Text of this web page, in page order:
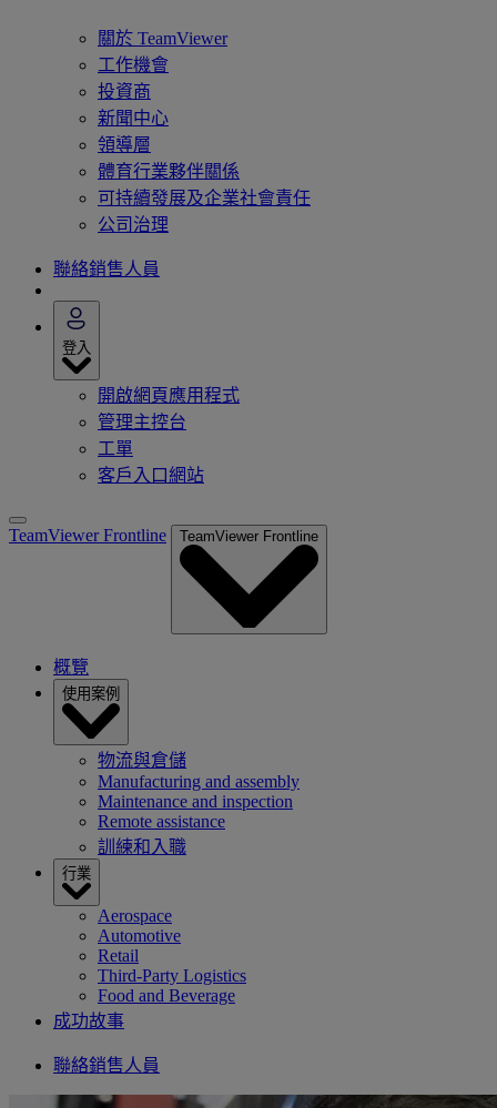
關於 TeamViewer
工作機會
投資商
新聞中心
領導層
體育行業夥伴關係
可持續發展及企業社會責任
公司治理
聯絡銷售人員
登入
開啟網頁應用程式
管理主控台
工單
客戶入口網站
TeamViewer Frontline TeamViewer Frontline
概覽
使用案例
物流與倉儲
Manufacturing and assembly
Maintenance and inspection
Remote assistance
訓練和入職
行業
Aerospace
Automotive
Retail
Third-Party Logistics
Food and Beverage
成功故事
聯絡銷售人員